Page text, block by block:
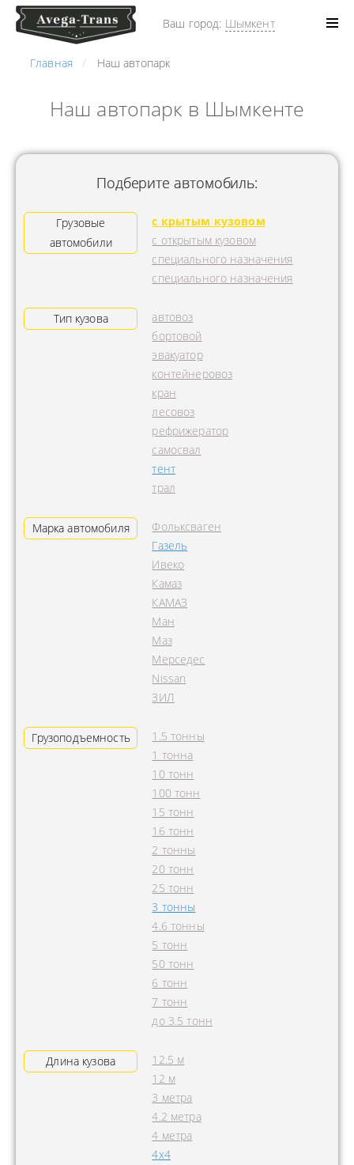
Ваш город: Шымкент
Главная Наш автопарк
Наш автопарк в Шымкенте
Подберите автомобиль:
Грузовые
автомобили
с крытым кузовом
с открытым кузовом
специального назначения
специального назначения
Тип кузова
автовоз
бортовой
эвакуатор
контейнеровоз
кран
лесовоз
рефрижератор
самосвал
тент
трал
Марка автомобиля
Фольксваген
Газель
Ивеко
Камаз
КАМАЗ
Ман
Маз
Мерседес
Nissan
ЗИЛ
Грузоподъемность
1.5 тонны
1 тонна
10 тонн
100 тонн
15 тонн
16 тонн
2 тонны
20 тонн
25 тонн
3 тонны
4.6 тонны
5 тонн
50 тонн
6 тонн
7 тонн
до 3.5 тонн
Длина кузова
12.5 м
12 м
3 метра
4.2 метра
4 метра
4x4